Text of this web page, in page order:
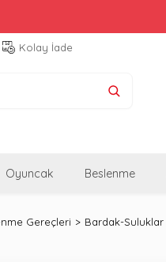
Kolay İade
Oyuncak Beslenme
Gereçleri Bardak-Suluklar